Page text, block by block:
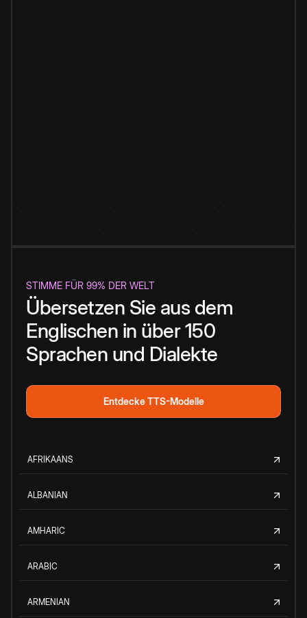
STIMME FÜR 99% DER WELT
Übersetzen Sie aus dem
Englischen in über 150
Sprachen und Dialekte
Entdecke TTS-Modelle
AFRIKAANS
ALBANIAN
AMHARIC
ARABIC
ARMENIAN